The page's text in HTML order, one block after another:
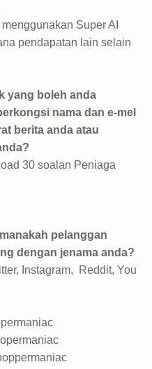
Super AI
pendapatan lain selain
yang boleh anda
nama dan e-mel
berita anda atau
30 soalan Peniaga
pelanggan
dengan jenama anda?
Instagram,
Reddit, You